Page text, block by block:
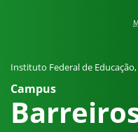
Instituto Federal de
Campus